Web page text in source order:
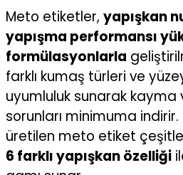
Meto etiketler, yapışkan
yapışma performansı
formülasyonlarla
farklı kumaş türleri ve
uyumluluk sunarak
sorunları minimuma indirir.
üretilen meto etiket
6 farklı yapışkan özelliği